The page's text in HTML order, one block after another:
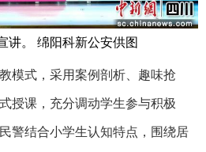
讲。 绵阳科新公安供图
式，采用案例剖析、趣味抢
授课，充分调动学生参与积极
警结合小学生认知特点，围绕居